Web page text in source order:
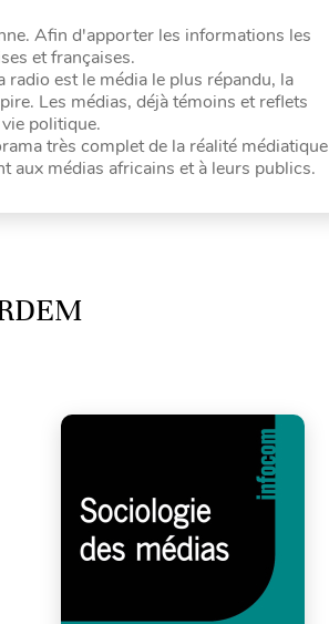
Afin d'apporter les informations les
et françaises.
est le média le plus répandu, la
Les médias, déjà témoins et reflets
politique.
très complet de la réalité médiatique
aux médias africains et à leurs publics.